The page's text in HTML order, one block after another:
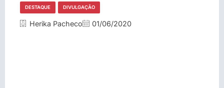
DESTAQUE DIVULGAÇÃO
Herika Pacheco 01/06/2020